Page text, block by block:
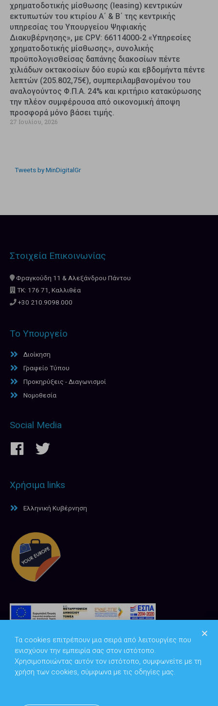
χρηματοδοτικής μίσθωσης (leasing) κεντρικών
εκτυπωτών του κτιρίου Α΄ & Β΄ της κεντρικής
υπηρεσίας του Υπουργείου Ψηφιακής
Διακυβέρνησης», με CPV: 66114000-2 «Υπηρεσίες
χρηματοδοτικής μίσθωσης», συνολικής
προϋπολογισθείσας δαπάνης διακοσίων πέντε
χιλιάδων οκτακοσίων δύο ευρώ και εβδομήντα πέντε
λεπτών (205.802,75€), συμπεριλαμβανομένου του
αναλογούντος Φ.Π.Α. 24% και κριτήριο κατακύρωσης
την πλέον συμφέρουσα από οικονομική άποψη
προσφορά μόνο βάσει τιμής.
27 Ιουλίου, 2026
Tweets by MinDigitalGr
Στοιχεία Επικοινωνίας
Φραγκούδη 11 & Αλεξάνδρου Πάντου
ΤΚ: 176 71, Καλλιθέα
+30 210.9098.000
Το Υπουργείο
Διοίκηση
Γραφείο Τύπου
Προκηρύξεις - Διαγωνισμοί
Νομοθεσία
Social Media
Χρήσιμα links
Ελληνική Κυβέρνηση
Τα cookies επιτρέπουν μια σειρά από λειτουργίες που
ενισχύουν την εμπειρία σας στον ιστότοπο.
Χρησιμοποιώντας αυτόν τον ιστότοπο, συμφωνείτε με τη
χρήση των cookies, σύμφωνα με τις οδηγίες μας.